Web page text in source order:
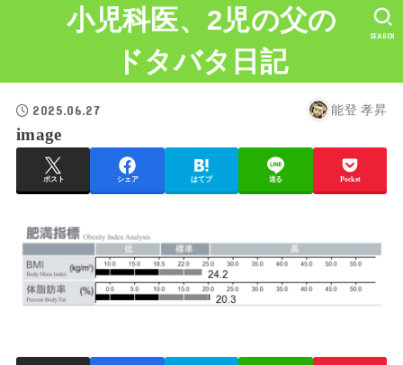
小児科医、2児の父の
ドタバタ日記
SEARCH
2025.06.27 能登 孝昇
image
ポスト シェア はてブ 送る Pocket